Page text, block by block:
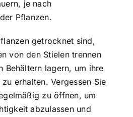
je nach
Pflanzen.
getrocknet sind,
von den Stielen trennen
Behältern lagern, um ihre
erhalten. Vergessen Sie
zu öffnen, um
abzulassen und